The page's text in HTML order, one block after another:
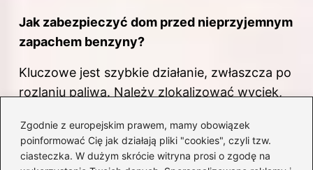
Zgodnie z europejskim prawem, mamy obowiązek
poinformować Cię jak działają pliki "cookies", czyli tzw.
ciasteczka. W dużym skrócie witryna prosi o zgodę na
Jak zabezpieczyć dom przed nieprzyjemnym
zapachem benzyny?
Kluczowe jest szybkie działanie, zwłaszcza po
rozlaniu paliwa. Należy zlokalizować wyciek,
zapachu, na przykład poprzez użycie sody
oczyszczonej.